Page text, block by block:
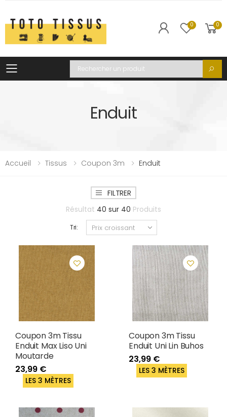
0 0
Toggle mobile menu
Recherche
Enduit
Accueil Tissus Coupon 3m Enduit
FILTRER
Résultat 40 sur 40 Produits
Tri:
Coupon 3m Tissu
Enduit Max Liso Uni
Moutarde
23,99 €
LES 3 MÈTRES
Coupon 3m Tissu
Enduit Uni Lin Buhos
23,99 €
LES 3 MÈTRES